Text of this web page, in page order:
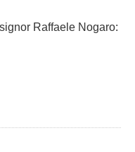
Raffaele Nogaro: